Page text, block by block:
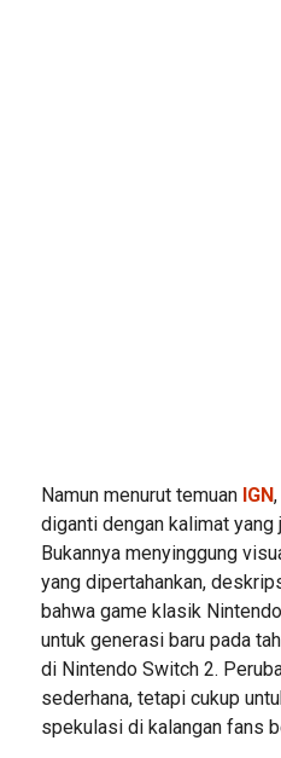
Namun menurut temuan IGN
diganti dengan kalimat yang
Bukannya menyinggung
yang dipertahankan,
bahwa game klasik
untuk generasi baru pada
di Nintendo Switch 2.
sederhana, tetapi cukup
spekulasi di kalangan fans